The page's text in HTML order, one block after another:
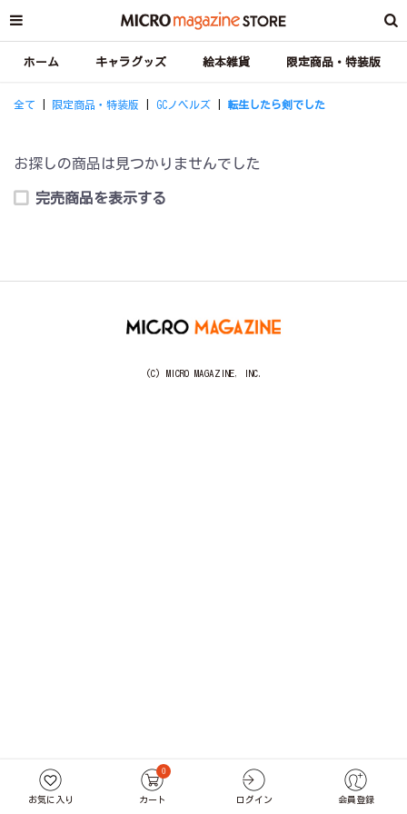
お気に入り カート
0
ログイン 会員登録
ホーム キャラグッズ 絵本雑貨 限定商品・特装版
全て 限定商品・特装版 GCノベルズ 転生したら剣でした
お探しの商品は見つかりませんでした
完売商品を表示する
(C) MICRO MAGAZINE, INC.